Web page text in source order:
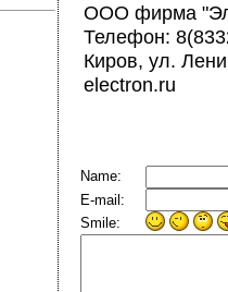
ООО фирма
Телефон:
Киров, ул.
electron.ru
Name:
E-mail:
Smile: